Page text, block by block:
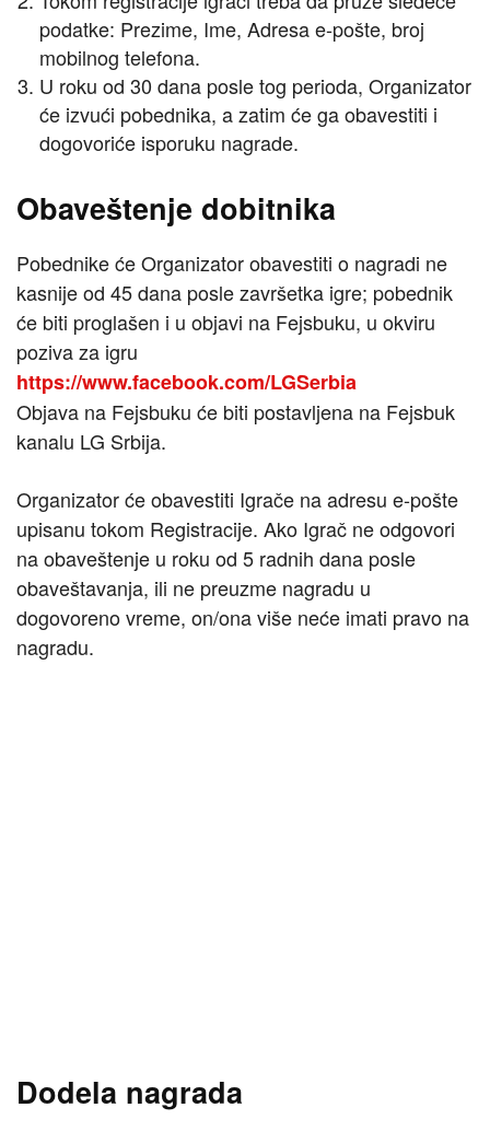
podatke: Prezime, Ime, Adresa e-pošte, broj
mobilnog telefona.
U roku od 30 dana posle tog perioda, Organizator
će izvući pobednika, a zatim će ga obavestiti i
dogovoriće isporuku nagrade.
Obaveštenje dobitnika
Pobednike će Organizator obavestiti o nagradi ne
kasnije od 45 dana posle završetka igre; pobednik
će biti proglašen i u objavi na Fejsbuku, u okviru
poziva za igru
https://www.facebook.com/LGSerbia
Objava na Fejsbuku će biti postavljena na Fejsbuk
kanalu LG Srbija.
Organizator će obavestiti Igrače na adresu e-pošte
upisanu tokom Registracije. Ako Igrač ne odgovori
na obaveštenje u roku od 5 radnih dana posle
obaveštavanja, ili ne preuzme nagradu u
dogovoreno vreme, on/ona više neće imati pravo na
nagradu.
Dodela nagrada